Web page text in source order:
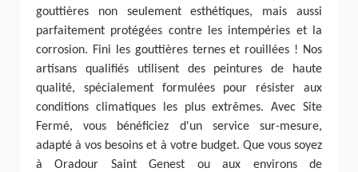
gouttières non seulement esthétiques, mais aussi
parfaitement protégées contre les intempéries et la
corrosion. Fini les gouttières ternes et rouillées ! Nos
artisans qualifiés utilisent des peintures de haute
qualité, spécialement formulées pour résister aux
conditions climatiques les plus extrêmes. Avec Site
Fermé, vous bénéficiez d'un service sur-mesure,
adapté à vos besoins et à votre budget. Que vous soyez
à Oradour Saint Genest ou aux environs de